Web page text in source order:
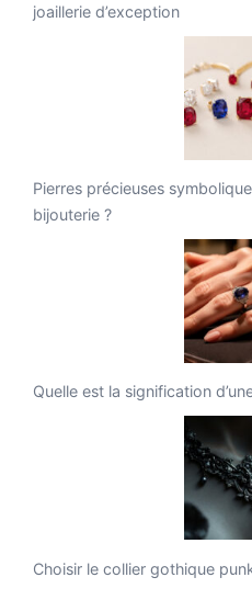
joaillerie d’exception
Pierres précieuses
bijouterie ?
Quelle est la signification
Choisir le collier gothique